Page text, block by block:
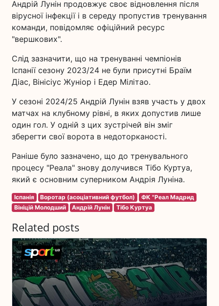
Андрій Лунін продовжує своє відновлення після
вірусної інфекції і в середу пропустив тренування
команди, повідомляє офіційний ресурс
"вершкових".
Слід зазначити, що на тренуванні чемпіонів
Іспанії сезону 2023/24 не були присутні Браїм
Діас, Вінісіус Жуніор і Едер Мілітао.
У сезоні 2024/25 Андрій Лунін взяв участь у двох
матчах на клубному рівні, в яких допустив лише
один гол. У одній з цих зустрічей він зміг
зберегти свої ворота в недоторканості.
Раніше було зазначено, що до тренувального
процесу "Реала" знову долучився Тібо Куртуа,
який є основним суперником Андрія Луніна.
Іспанія Воротар (асоціативний футбол)
ФК "Реал Мадрид
Вініцій Молодший
Андрій Лунін Тібо Куртуа
Related posts